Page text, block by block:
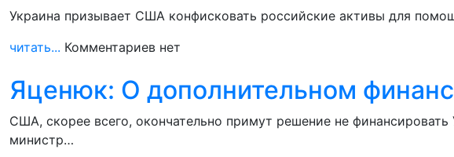
Украина призывает США конфисковать российские активы для
читать... Комментариев нет
Яценюк: О дополнительном
США, скорее всего, окончательно примут решение не
министр…